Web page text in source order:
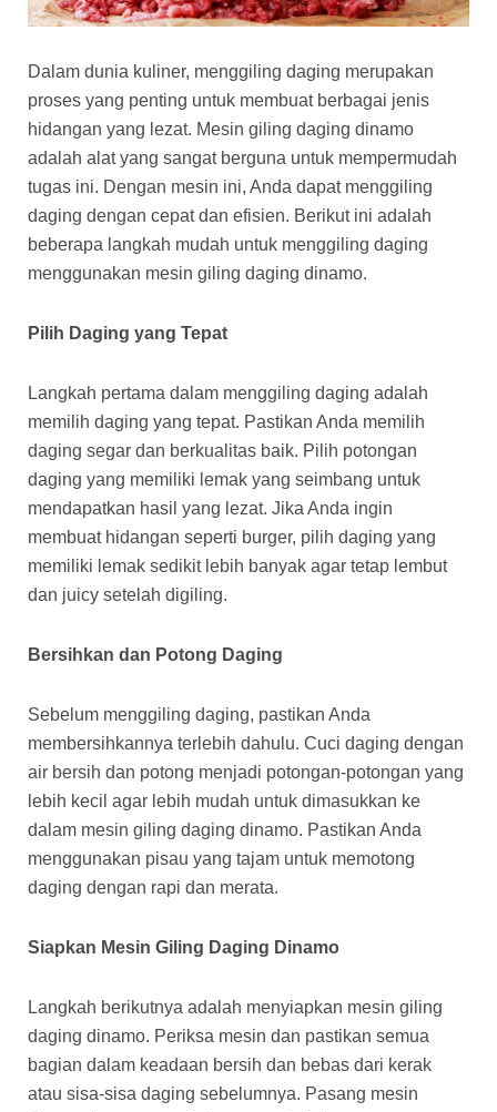
Dalam dunia kuliner, menggiling daging merupakan
proses yang penting untuk membuat berbagai jenis
hidangan yang lezat. Mesin giling daging dinamo
adalah alat yang sangat berguna untuk mempermudah
tugas ini. Dengan mesin ini, Anda dapat menggiling
daging dengan cepat dan efisien. Berikut ini adalah
beberapa langkah mudah untuk menggiling daging
menggunakan mesin giling daging dinamo.
Pilih Daging yang Tepat
Langkah pertama dalam menggiling daging adalah
memilih daging yang tepat. Pastikan Anda memilih
daging segar dan berkualitas baik. Pilih potongan
daging yang memiliki lemak yang seimbang untuk
mendapatkan hasil yang lezat. Jika Anda ingin
membuat hidangan seperti burger, pilih daging yang
memiliki lemak sedikit lebih banyak agar tetap lembut
dan juicy setelah digiling.
Bersihkan dan Potong Daging
Sebelum menggiling daging, pastikan Anda
membersihkannya terlebih dahulu. Cuci daging dengan
air bersih dan potong menjadi potongan-potongan yang
lebih kecil agar lebih mudah untuk dimasukkan ke
dalam mesin giling daging dinamo. Pastikan Anda
menggunakan pisau yang tajam untuk memotong
daging dengan rapi dan merata.
Siapkan Mesin Giling Daging Dinamo
Langkah berikutnya adalah menyiapkan mesin giling
daging dinamo. Periksa mesin dan pastikan semua
bagian dalam keadaan bersih dan bebas dari kerak
atau sisa-sisa daging sebelumnya. Pasang mesin